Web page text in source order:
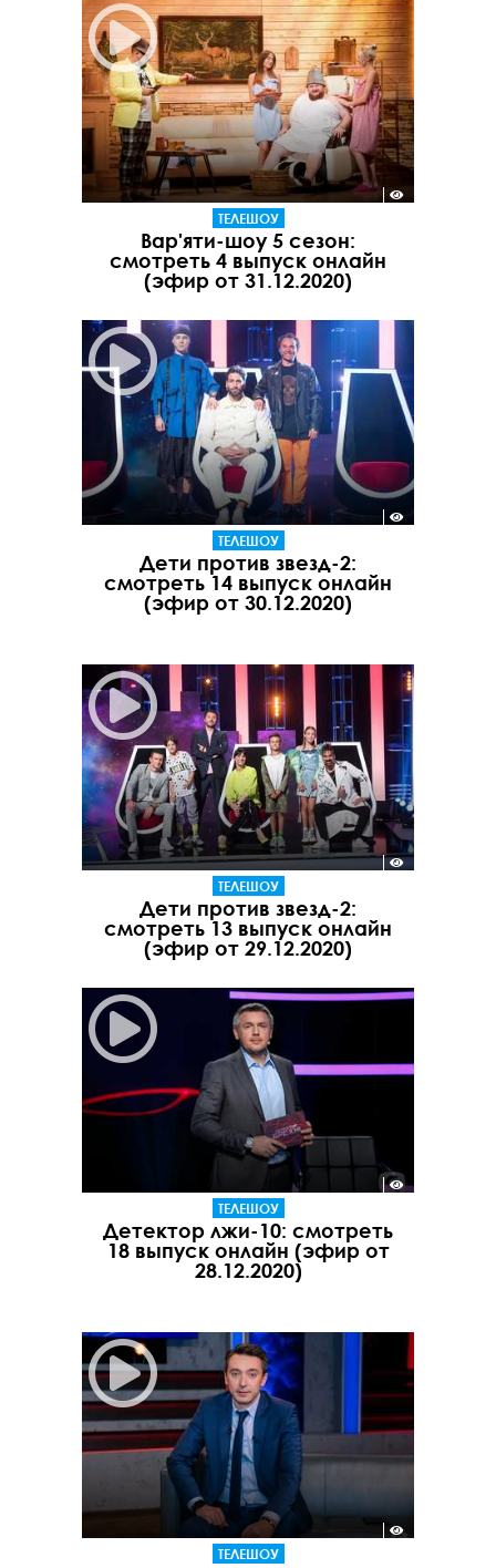
ТЕЛЕШОУ
Вар'яти-шоу 5 сезон:
смотреть 4 выпуск онлайн
(эфир от 31.12.2020)
ТЕЛЕШОУ
Дети против звезд-2:
смотреть 14 выпуск онлайн
(эфир от 30.12.2020)
ТЕЛЕШОУ
Дети против звезд-2:
смотреть 13 выпуск онлайн
(эфир от 29.12.2020)
ТЕЛЕШОУ
Детектор лжи-10: смотреть
18 выпуск онлайн (эфир от
28.12.2020)
ТЕЛЕШОУ